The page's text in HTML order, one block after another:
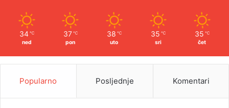
34 ℃
ned
37 ℃
pon
38 ℃
uto
35 ℃
sri
35 ℃
čet
Popularno Posljednje Komentari